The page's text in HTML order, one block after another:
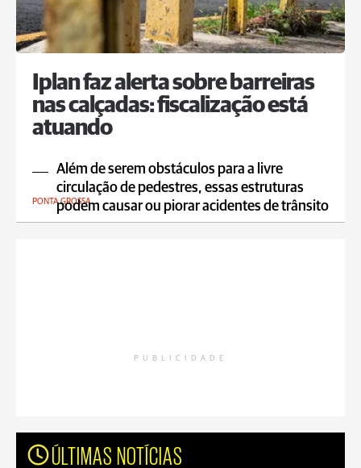
Iplan faz alerta sobre barreiras
nas calçadas: fiscalização está
atuando
Além de serem obstáculos para a livre
circulação de pedestres, essas estruturas
podem causar ou piorar acidentes de trânsito
PONTA GROSSA
PUBLICIDADE
ÚLTIMAS NOTÍCIAS